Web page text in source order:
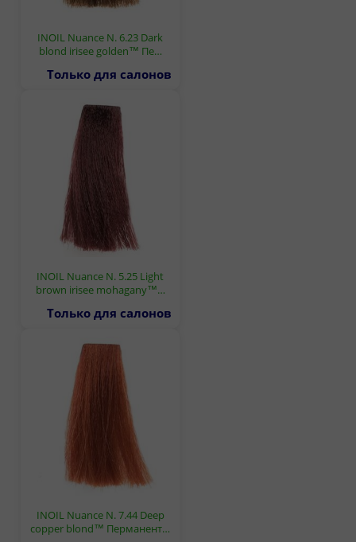
INOIL Nuance N. 6.23 Dark
blond irisee golden™ Пе…
Только для салонов
INOIL Nuance N. 5.25 Light
brown irisee mohagany™…
Только для салонов
INOIL Nuance N. 7.44 Deep
copper blond™ Перманент…